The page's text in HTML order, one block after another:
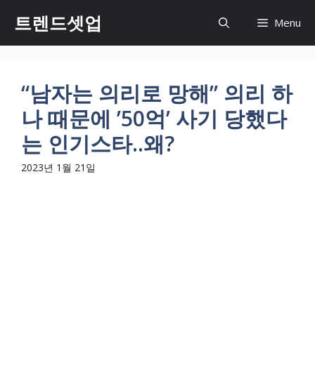
츠
트렌드셋업 Menu
“남자는 의리로 망해” 의리 하
나 때문에 ’50억’ 사기 당했다
는 인기스타..왜?
2023년 1월 21일